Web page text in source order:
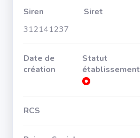
Siren Siret
312141237
Date de
création
Statut
établissement
RCS